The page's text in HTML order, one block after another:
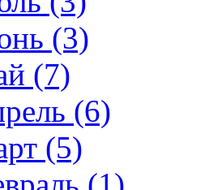
(3)
(7)
(6)
(5)